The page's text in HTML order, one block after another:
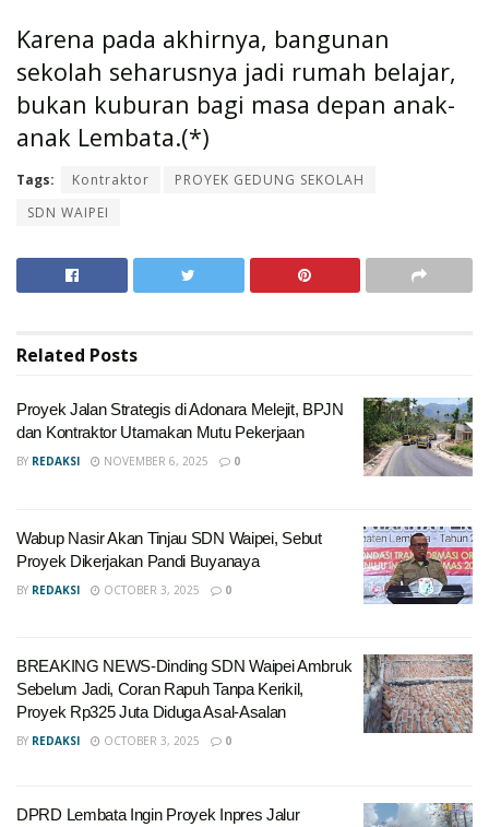
Karena pada akhirnya, bangunan
sekolah seharusnya jadi rumah belajar,
bukan kuburan bagi masa depan anak-
anak Lembata.(*)
Tags: Kontraktor
PROYEK GEDUNG SEKOLAH
SDN WAIPEI
Related Posts
Proyek Jalan Strategis di Adonara Melejit, BPJN
dan Kontraktor Utamakan Mutu Pekerjaan
BY REDAKSI NOVEMBER 6, 2025 0
Wabup Nasir Akan Tinjau SDN Waipei, Sebut
Proyek Dikerjakan Pandi Buyanaya
BY REDAKSI OCTOBER 3, 2025 0
BREAKING NEWS-Dinding SDN Waipei Ambruk
Sebelum Jadi, Coran Rapuh Tanpa Kerikil,
Proyek Rp325 Juta Diduga Asal-Asalan
BY REDAKSI OCTOBER 3, 2025 0
DPRD Lembata Ingin Proyek Inpres Jalur